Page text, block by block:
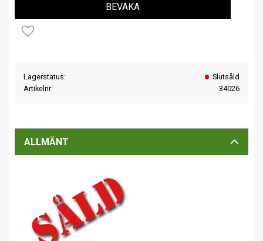
Lägg till i favoriter
BEVAKA
Lagerstatus
Slutsåld
Artikelnr
34026
ALLMÄNT